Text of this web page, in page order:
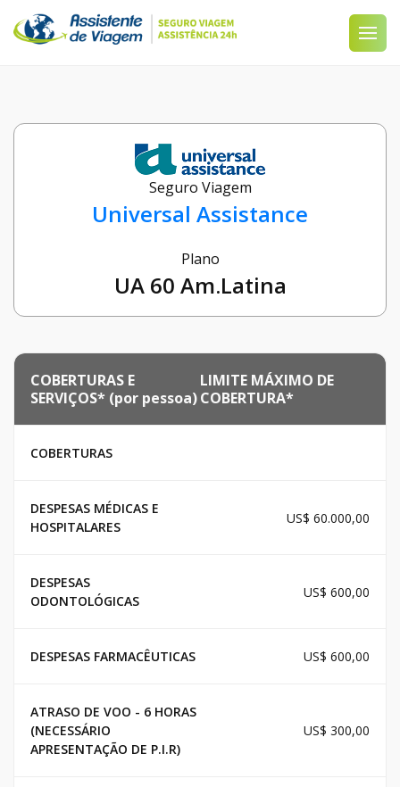
Seguro Viagem
Universal Assistance
Plano
UA 60 Am.Latina
COBERTURAS E
SERVIÇOS* (por pessoa)
LIMITE MÁXIMO DE
COBERTURA*
COBERTURAS
DESPESAS MÉDICAS E
HOSPITALARES
US$ 60.000,00
DESPESAS
ODONTOLÓGICAS
US$ 600,00
DESPESAS FARMACÊUTICAS US$ 600,00
ATRASO DE VOO - 6 HORAS
(NECESSÁRIO
APRESENTAÇÃO DE P.I.R)
US$ 300,00